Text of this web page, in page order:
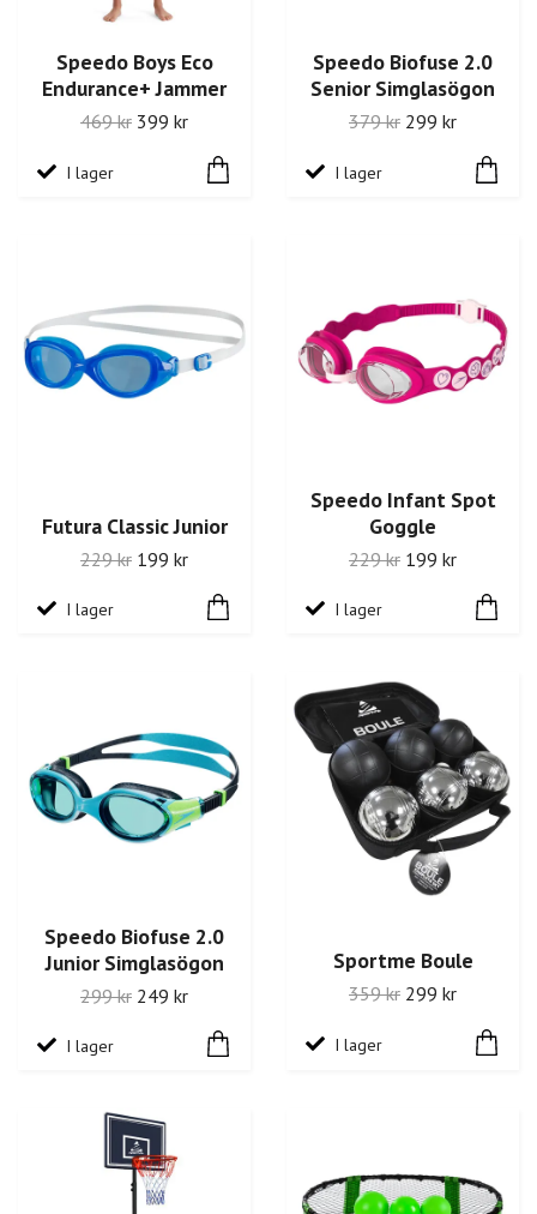
Speedo Boys Eco
Endurance+ Jammer
469 kr 399 kr
I lager
Speedo Biofuse 2.0
Senior Simglasögon
379 kr 299 kr
I lager
Futura Classic Junior
229 kr 199 kr
I lager
Speedo Infant Spot
Goggle
229 kr 199 kr
I lager
Speedo Biofuse 2.0
Junior Simglasögon
299 kr 249 kr
I lager
Sportme Boule
359 kr 299 kr
I lager